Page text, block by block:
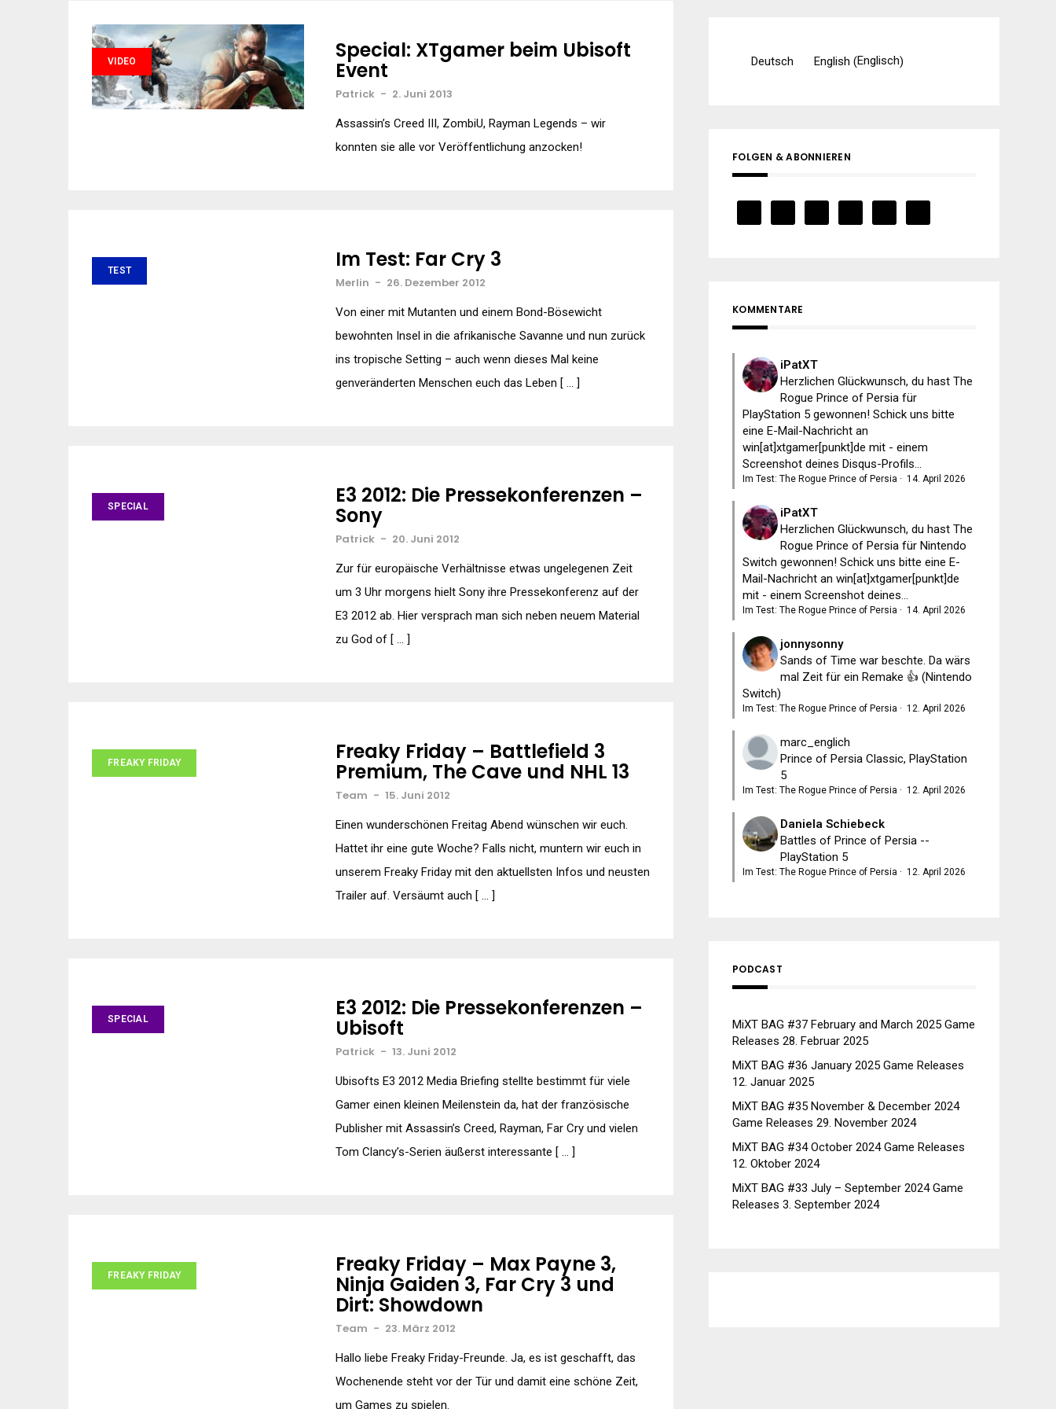
VIDEO Special: XTgamer beim Ubisoft
Event
Patrick - 2. Juni 2013
Assassin’s Creed III, ZombiU, Rayman Legends – wir
konnten sie alle vor Veröffentlichung anzocken!
TEST Im Test: Far Cry 3
Merlin - 26. Dezember 2012
Von einer mit Mutanten und einem Bond-Bösewicht
bewohnten Insel in die afrikanische Savanne und nun zurück
ins tropische Setting – auch wenn dieses Mal keine
genveränderten Menschen euch das Leben [ … ]
SPECIAL E3 2012: Die Pressekonferenzen –
Sony
Patrick - 20. Juni 2012
Zur für europäische Verhältnisse etwas ungelegenen Zeit
um 3 Uhr morgens hielt Sony ihre Pressekonferenz auf der
E3 2012 ab. Hier versprach man sich neben neuem Material
zu God of [ … ]
FREAKY FRIDAY Freaky Friday – Battlefield 3
Premium, The Cave und NHL 13
Team - 15. Juni 2012
Einen wunderschönen Freitag Abend wünschen wir euch.
Hattet ihr eine gute Woche? Falls nicht, muntern wir euch in
unserem Freaky Friday mit den aktuellsten Infos und neusten
Trailer auf. Versäumt auch [ … ]
SPECIAL E3 2012: Die Pressekonferenzen –
Ubisoft
Patrick - 13. Juni 2012
Ubisofts E3 2012 Media Briefing stellte bestimmt für viele
Gamer einen kleinen Meilenstein da, hat der französische
Publisher mit Assassin’s Creed, Rayman, Far Cry und vielen
Tom Clancy’s-Serien äußerst interessante [ … ]
FREAKY FRIDAY Freaky Friday – Max Payne 3,
Ninja Gaiden 3, Far Cry 3 und
Dirt: Showdown
Team - 23. März 2012
Hallo liebe Freaky Friday-Freunde. Ja, es ist geschafft, das
Wochenende steht vor der Tür und damit eine schöne Zeit,
um Games zu spielen.
Deutsch English (Englisch)
FOLGEN & ABONNIEREN
KOMMENTARE
iPatXT
Herzlichen Glückwunsch, du hast The
Rogue Prince of Persia für
PlayStation 5 gewonnen! Schick uns bitte
eine E-Mail-Nachricht an
win[at]xtgamer[punkt]de mit - einem
Screenshot deines Disqus-Profils...
Im Test: The Rogue Prince of Persia · 14. April 2026
iPatXT
Herzlichen Glückwunsch, du hast The
Rogue Prince of Persia für Nintendo
Switch gewonnen! Schick uns bitte eine E-
Mail-Nachricht an win[at]xtgamer[punkt]de
mit - einem Screenshot deines...
Im Test: The Rogue Prince of Persia · 14. April 2026
jonnysonny
Sands of Time war beschte. Da wärs
mal Zeit für ein Remake 👍 (Nintendo
Switch)
Im Test: The Rogue Prince of Persia · 12. April 2026
marc_englich
Prince of Persia Classic, PlayStation
5
Im Test: The Rogue Prince of Persia · 12. April 2026
Daniela Schiebeck
Battles of Prince of Persia --
PlayStation 5
Im Test: The Rogue Prince of Persia · 12. April 2026
PODCAST
MiXT BAG #37 February and March 2025 Game
Releases 28. Februar 2025
MiXT BAG #36 January 2025 Game Releases
12. Januar 2025
MiXT BAG #35 November & December 2024
Game Releases 29. November 2024
MiXT BAG #34 October 2024 Game Releases
12. Oktober 2024
MiXT BAG #33 July – September 2024 Game
Releases 3. September 2024